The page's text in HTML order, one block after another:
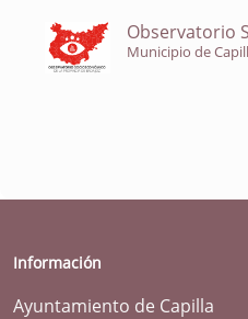
Observatorio
Municipio de
Información
Ayuntamiento de Capilla